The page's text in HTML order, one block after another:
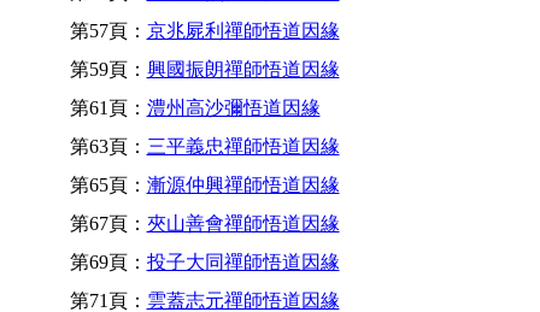
第57頁： 京兆屍利禪師悟道因緣
第59頁： 興國振朗禪師悟道因緣
第61頁： 澧州高沙彌悟道因緣
第63頁： 三平義忠禪師悟道因緣
第65頁： 漸源仲興禪師悟道因緣
第67頁： 夾山善會禪師悟道因緣
第69頁： 投子大同禪師悟道因緣
第71頁： 雲蓋志元禪師悟道因緣